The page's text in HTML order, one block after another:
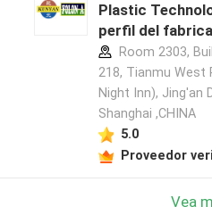
Plastic
perfil del
Room 2303,
218, Tianmu West
Night Inn), Jing'an
Shanghai ,CHINA
5.0
Proveedor
Vea